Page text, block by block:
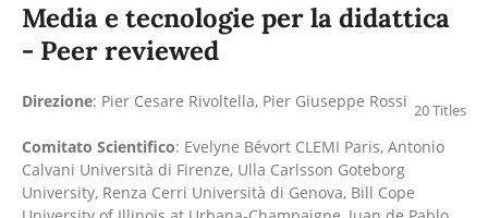
Media e tecnologie per la didattica
- Peer reviewed
20 Titles
Direzione: Pier Cesare Rivoltella, Pier Giuseppe Rossi
Comitato Scientifico: Evelyne Bévort CLEMI Paris, Antonio
Calvani Università di Firenze, Ulla Carlsson Goteborg
University, Renza Cerri Università di Genova, Bill Cope